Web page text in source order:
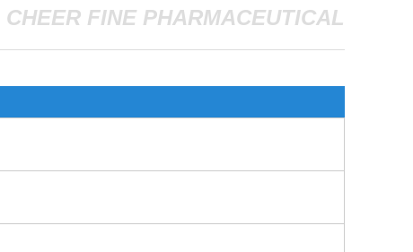
CHEER FINE PHARMACEUTICAL